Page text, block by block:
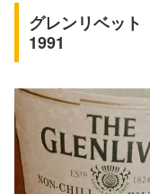
グレンリベッ
1991